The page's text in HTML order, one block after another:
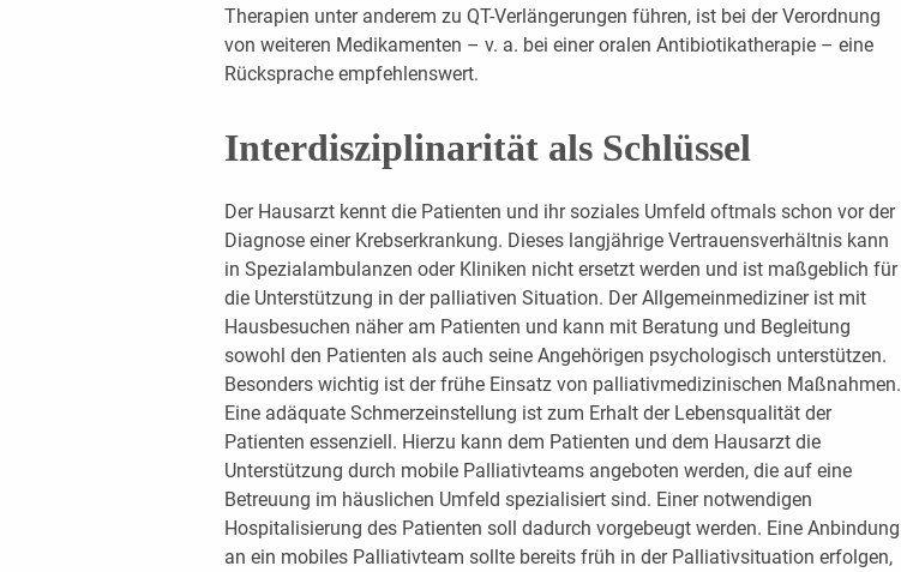
Therapien unter anderem zu QT-Verlängerungen führen, ist bei der Verordnung
von weiteren Medikamenten – v. a. bei einer oralen Antibiotikatherapie – eine
Rücksprache empfehlenswert.
Interdisziplinarität als Schlüssel
Der Hausarzt kennt die Patienten und ihr soziales Umfeld oftmals schon vor der
Diagnose einer Krebserkrankung. Dieses langjährige Vertrauensverhältnis kann
in Spezialambulanzen oder Kliniken nicht ersetzt werden und ist maßgeblich für
die Unterstützung in der palliativen Situation. Der Allgemeinmediziner ist mit
Hausbesuchen näher am Patienten und kann mit Beratung und Begleitung
sowohl den Patienten als auch seine Angehörigen psychologisch unterstützen.
Besonders wichtig ist der frühe Einsatz von palliativmedizinischen Maßnahmen.
Eine adäquate Schmerzeinstellung ist zum Erhalt der Lebensqualität der
Patienten essenziell. Hierzu kann dem Patienten und dem Hausarzt die
Unterstützung durch mobile Palliativteams angeboten werden, die auf eine
Betreuung im häuslichen Umfeld spezialisiert sind. Einer notwendigen
Hospitalisierung des Patienten soll dadurch vorgebeugt werden. Eine Anbindung
an ein mobiles Palliativteam sollte bereits früh in der Palliativsituation erfolgen,